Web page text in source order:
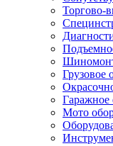
Торгово-
Грузовое
Гаражное
Мото